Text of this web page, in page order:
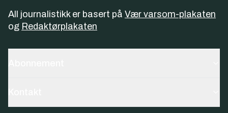
All journalistikk er basert på Vær varsom-plakaten
og Redaktørplakaten